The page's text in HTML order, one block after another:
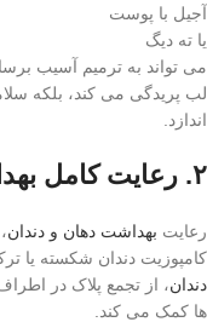
آجیل با پوست
یا ته دیگ
می تواند به ترمیم آسیب
لب پریدگی می کند، بلکه
اندازد.
۲. رعایت کامل بهداشت دهان و دندان
رعایت بهداشت دهان و دندان
کامپوزیت دندان شکسته یا
دندان، از تجمع پلاک در
ها کمک می کند.